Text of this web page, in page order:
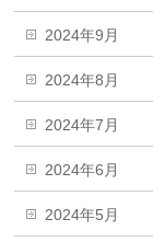
2024年9月
2024年8月
2024年7月
2024年6月
2024年5月